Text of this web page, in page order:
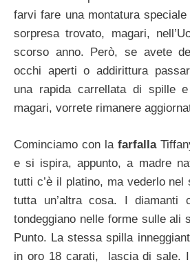
farvi fare una montatura
sorpresa trovato, magari,
scorso anno. Però, se avete
occhi aperti o addirittura
una rapida carrellata di spille
magari, vorrete rimanere
Cominciamo con lafarfalla
e si ispira, appunto, a madre
tutti c’è il platino, ma vederlo nel
tutta un’altra cosa. I diamanti
tondeggiano nelle forme sulle ali
Punto. La stessa spilla
in oro 18 carati, lascia di sale.